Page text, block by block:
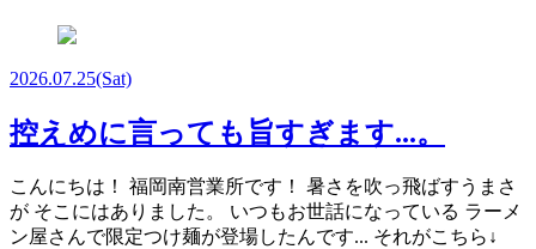
2026.07.25(Sat)
控えめに言っても旨すぎます...。
こんにちは！ 福岡南営業所です！ 暑さを吹っ飛ばすうまさ
が そこにはありました。 いつもお世話になっている ラーメ
ン屋さんで限定つけ麺が登場したんです... それがこちら↓